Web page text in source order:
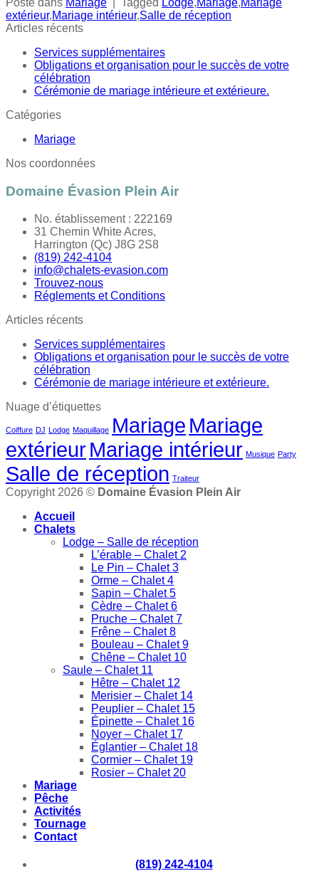
Posté dans Mariage Tagged Lodge, Mariage, Mariage
extérieur,Mariage intérieur,Salle de réception
Articles récents
Services supplémentaires
Obligations et organisation pour le succès de votre
célébration
Cérémonie de mariage intérieure et extérieure.
Catégories
Mariage
Nos coordonnées
Domaine Évasion Plein Air
No. établissement : 222169
31 Chemin White Acres,
Harrington (Qc) J8G 2S8
(819) 242-4104
info@chalets-evasion.com
Trouvez-nous
Réglements et Conditions
Articles récents
Services supplémentaires
Obligations et organisation pour le succès de votre
célébration
Cérémonie de mariage intérieure et extérieure.
Nuage d’étiquettes
Coiffure DJ Lodge Maquillage Mariage Mariage
extérieurMariage intérieur Musique Party
Salle de réception Traiteur
Copyright 2026 © Domaine Évasion Plein Air
Accueil
Chalets
Lodge – Salle de réception
L’érable – Chalet 2
Le Pin – Chalet 3
Orme – Chalet 4
Sapin – Chalet 5
Cèdre – Chalet 6
Pruche – Chalet 7
Frêne – Chalet 8
Bouleau – Chalet 9
Chêne – Chalet 10
Saule – Chalet 11
Hêtre – Chalet 12
Merisier – Chalet 14
Peuplier – Chalet 15
Épinette – Chalet 16
Noyer – Chalet 17
Églantier – Chalet 18
Cormier – Chalet 19
Rosier – Chalet 20
Mariage
Pêche
Activités
Tournage
Contact
(819) 242-4104